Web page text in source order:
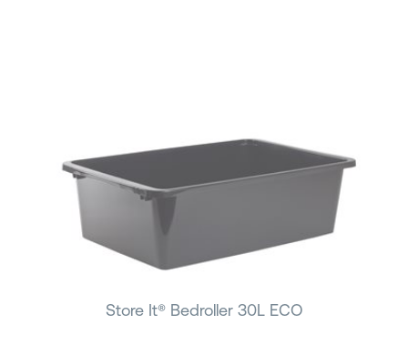
Store It® Bedroller 30L ECO